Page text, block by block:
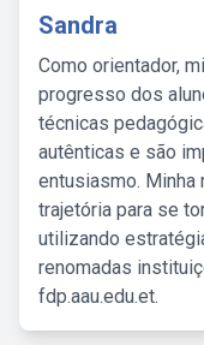
Sandra
Como orientador,
progresso dos
técnicas
autênticas e são
entusiasmo. Minha
trajetória para se
utilizando
renomadas
fdp.aau.edu.et.